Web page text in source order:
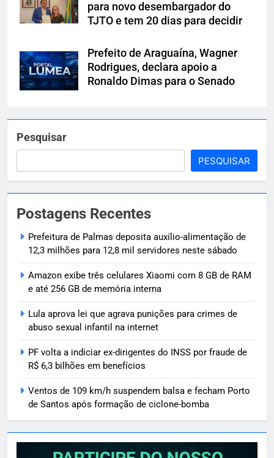
para novo desembargador do
TJTO e tem 20 dias para decidir
Prefeito de Araguaína, Wagner
Rodrigues, declara apoio a
Ronaldo Dimas para o Senado
Pesquisar
PESQUISAR
Postagens Recentes
Prefeitura de Palmas deposita auxílio-alimentação de
12,3 milhões para 12,8 mil servidores neste sábado
Amazon exibe três celulares Xiaomi com 8 GB de RAM
e até 256 GB de memória interna
Lula aprova lei que agrava punições para crimes de
abuso sexual infantil na internet
PF volta a indiciar ex-dirigentes do INSS por fraude de
R$ 6,3 bilhões em benefícios
Ventos de 109 km/h suspendem balsa e fecham Porto
de Santos após formação de ciclone-bomba